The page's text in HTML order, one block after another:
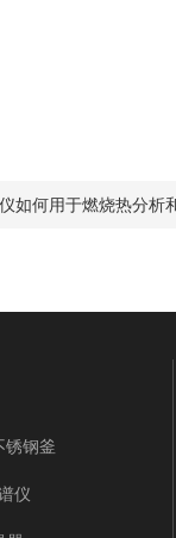
如何用于燃烧热分析
锈钢釜
仪